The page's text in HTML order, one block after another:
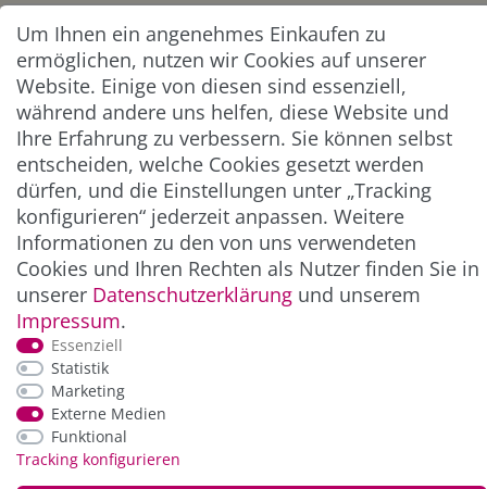
Abonnieren
** Hierbei handelt es sich um ein Pflichtfeld.
ZAHLUNG & VERSAND
*Alle Preise inkl. der gesetzl. MwSt. zzgl.
und Versandkosten
Um Ihnen ein angenehmes Einkaufen zu
ermöglichen, nutzen wir Cookies auf unserer
Website. Einige von diesen sind essenziell,
während andere uns helfen, diese Website und
Ihre Erfahrung zu verbessern. Sie können selbst
entscheiden, welche Cookies gesetzt werden
dürfen, und die Einstellungen unter „Tracking
konfigurieren“ jederzeit anpassen. Weitere
Informationen zu den von uns verwendeten
Cookies und Ihren Rechten als Nutzer finden Sie in
unserer Daten­schutz­erklärung und unserem
Impressum.
Essenziell
Statistik
Marketing
Externe Medien
Funktional
Tracking konfigurieren